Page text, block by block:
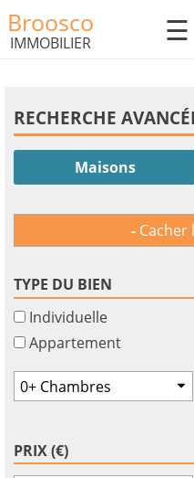
Broosco
IMMOBILIER ☰
RECHERCHE
Maisons
Cacher
TYPE DU BIEN
Individuelle
Appartement
PRIX (€)